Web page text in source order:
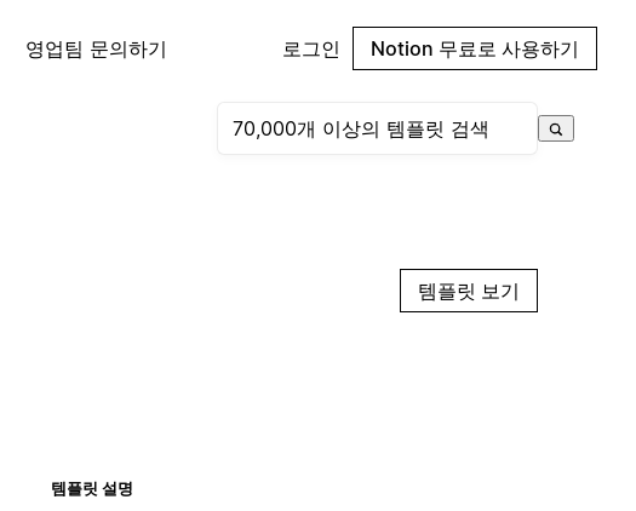
영업팀 문의하기 로그인 Notion 무료로 사용하기
템플릿 보기
템플릿 설명